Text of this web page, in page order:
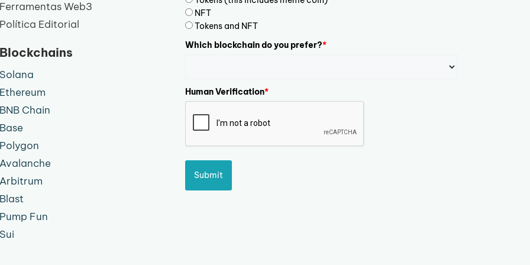
Ferramentas Web3
Política Editorial
Blockchains
Solana
Ethereum
BNB Chain
Base
Polygon
Avalanche
Arbitrum
Blast
Pump Fun
Sui
NFT
Tokens and NFT
Which blockchain do you prefer?*
Human Verification*
Submit